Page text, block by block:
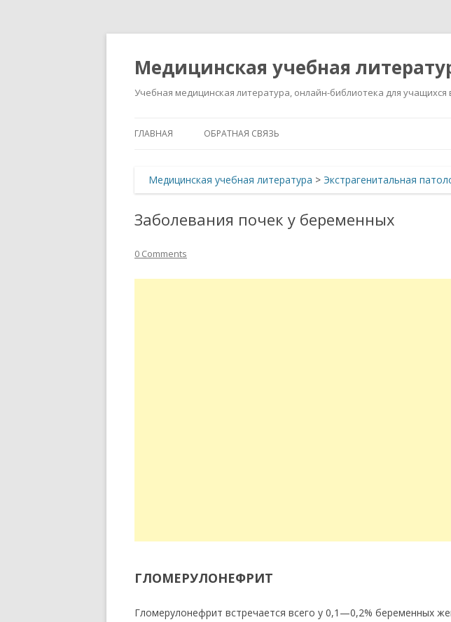
Медицинская учебная
Учебная медицинская литература, онлайн-библиотека для
ГЛАВНАЯ ОБРАТНАЯ СВЯЗЬ
Медицинская учебная литература > Экстрагенитальная
Заболевания почек у беременных
0 Comments
ГЛОМЕРУЛОНЕФРИТ
Гломерулонефрит встречается всего у 0,1—0,2% беременных